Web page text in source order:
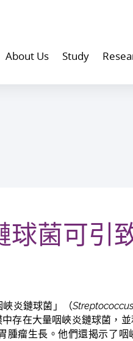
About Us Study
球菌可引
炎鏈球菌」（
存在大量咽峽炎鏈球菌，
瘤生長。他們還揭示了